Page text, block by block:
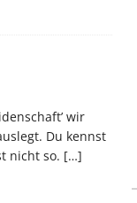
wir
Du kennst
nicht so. […]